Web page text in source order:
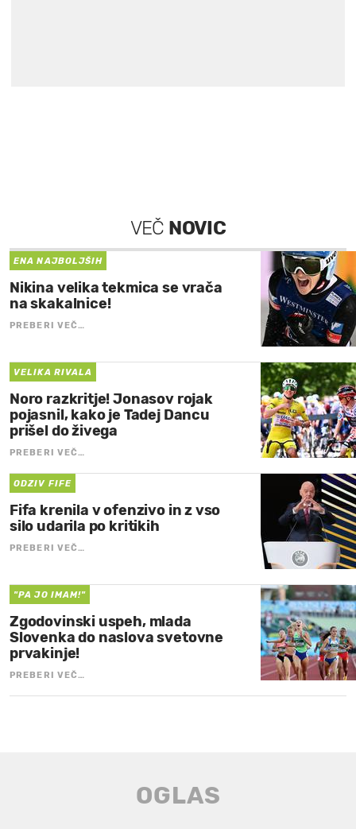
VEČ NOVIC
ENA NAJBOLJŠIH
Nikina velika tekmica se vrača
na skakalnice!
PREBERI VEČ…
VELIKA RIVALA
Noro razkritje! Jonasov rojak
pojasnil, kako je Tadej Dancu
prišel do živega
PREBERI VEČ…
ODZIV FIFE
Fifa krenila v ofenzivo in z vso
silo udarila po kritikih
PREBERI VEČ…
"PA JO IMAM!"
Zgodovinski uspeh, mlada
Slovenka do naslova svetovne
prvakinje!
PREBERI VEČ…